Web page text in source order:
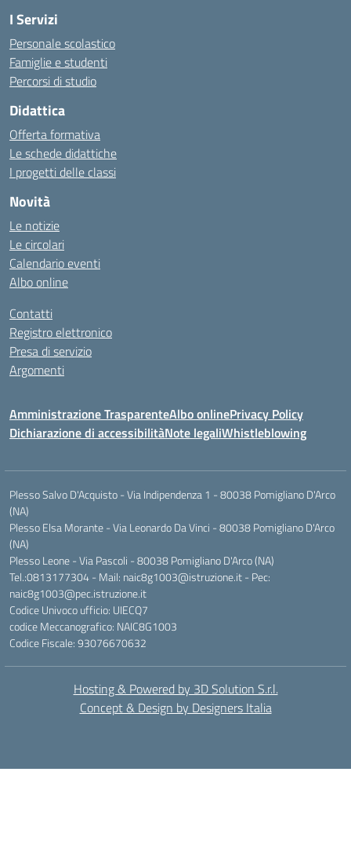
I Servizi
Personale scolastico
Famiglie e studenti
Percorsi di studio
Didattica
Offerta formativa
Le schede didattiche
I progetti delle classi
Novità
Le notizie
Le circolari
Calendario eventi
Albo online
Contatti
Registro elettronico
Presa di servizio
Argomenti
Amministrazione TrasparenteAlbo onlinePrivacy Policy
Dichiarazione di accessibilitàNote legaliWhistleblowing
Plesso Salvo D'Acquisto - Via Indipendenza 1 - 80038 Pomigliano D'Arco
(NA)
Plesso Elsa Morante - Via Leonardo Da Vinci - 80038 Pomigliano D'Arco
(NA)
Plesso Leone - Via Pascoli - 80038 Pomigliano D'Arco (NA)
Tel.:0813177304 - Mail: naic8g1003@istruzione.it - Pec:
naic8g1003@pec.istruzione.it
Codice Univoco ufficio: UIECQ7
codice Meccanografico: NAIC8G1003
Codice Fiscale: 93076670632
Hosting & Powered by 3D Solution S.r.l.
Concept & Design by Designers Italia